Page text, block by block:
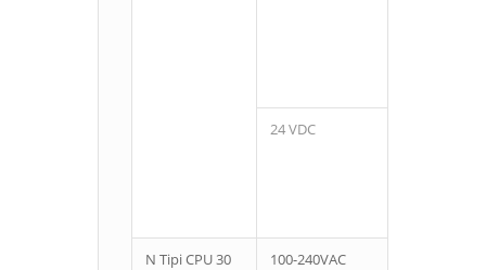
24 VDC
N Tipi CPU 30
100-240VAC